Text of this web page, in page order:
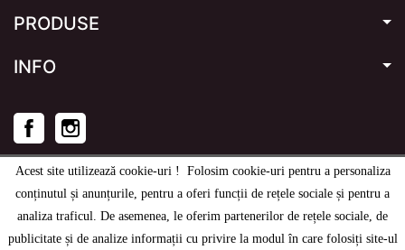
Acest site utilizează cookie-uri ! Folosim cookie-uri pentru a personaliza
conținutul și anunțurile, pentru a oferi funcții de rețele sociale și pentru a
analiza traficul. De asemenea, le oferim partenerilor de rețele sociale, de
publicitate și de analize informații cu privire la modul în care folosiți site-ul
PRODUSE
INFO
Facebook
© 2020 -2026e-stage.ro- Toate drepturile rezervate.